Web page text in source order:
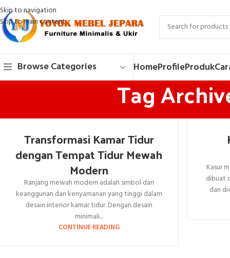
Skip to navigation
Skip to main content
Browse Categories HomeProfileProduk
Tag
Transformasi Kamar Tidur
dengan Tempat Tidur Mewah
Modern
Ranjang mewah modern adalah simbol dari
keanggunan dan kenyamanan yang tinggi dalam
desain interior kamar tidur. Dengan desain
minimali...
CONTINUE READING
Kasur
dibuat
dan